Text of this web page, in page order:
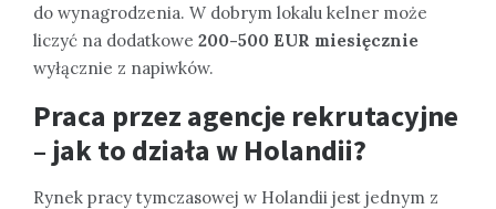
do wynagrodzenia. W dobrym lokalu kelner może
liczyć na dodatkowe 200-500 EUR miesięcznie
wyłącznie z napiwków.
Praca przez agencje rekrutacyjne
– jak to działa w Holandii?
Rynek pracy tymczasowej w Holandii jest jednym z